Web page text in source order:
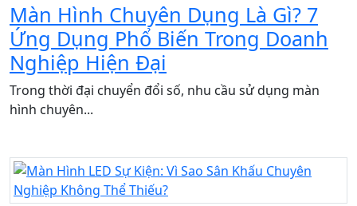
Màn Hình Chuyên Dụng Là Gì? 7
Ứng Dụng Phổ Biến Trong Doanh
Nghiệp Hiện Đại
Trong thời đại chuyển đổi số, nhu cầu sử dụng màn
hình chuyên...